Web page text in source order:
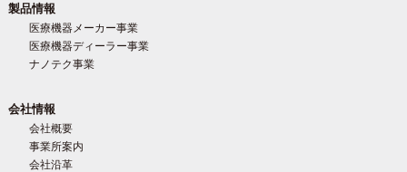
製品情報
医療機器メーカー事業
医療機器ディーラー事業
ナノテク事業
会社情報
会社概要
事業所案内
会社沿革